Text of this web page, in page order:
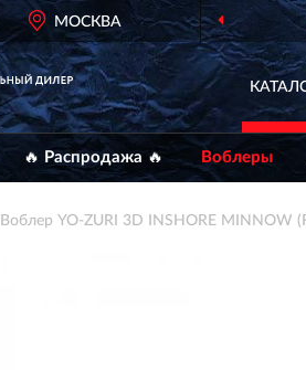
МОСКВА
ОФИЦИАЛЬНЫЙ ДИЛЕР YO-ZURI
🔥 Распродажа 🔥 Воблеры
Воблер YO-ZURI 3D INSHORE MINNOW